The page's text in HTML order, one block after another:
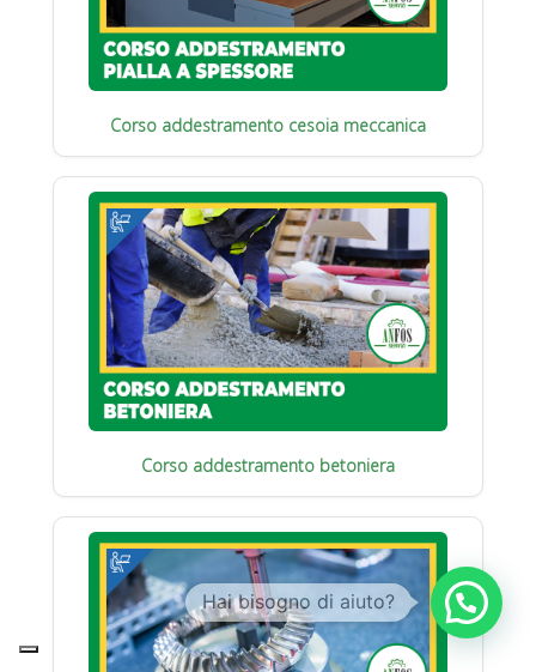
Corso addestramento cesoia meccanica
Corso addestramento betoniera